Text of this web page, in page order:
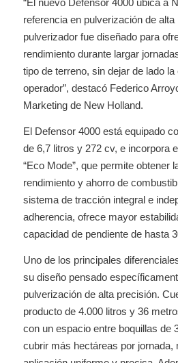
“El nuevo Defensor 4000 ubica a
referencia en pulverización de
pulverizador fue diseñado para
rendimiento durante largar
tipo de terreno, sin dejar de lado
operador”, destacó Federico
Marketing de New Holland.
El Defensor 4000 está equipado
de 6,7 litros y 272 cv, e incorpora
“Eco Mode”, que permite obtener
rendimiento y ahorro de
sistema de tracción integral e
adherencia, ofrece mayor
capacidad de pendiente de hasta
Uno de los principales
su diseño pensado
pulverización de alta precisión.
producto de 4.000 litros y 36
con un espacio entre boquillas de
cubrir más hectáreas por jornada,